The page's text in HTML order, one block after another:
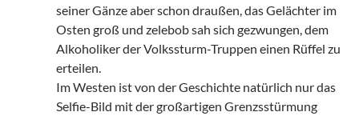
seiner Gänze aber schon draußen, das Gelächter im
Osten groß und zelebob sah sich gezwungen, dem
Alkoholiker der Volkssturm-Truppen einen Rüffel zu
erteilen.
Im Westen ist von der Geschichte natürlich nur das
Selfie-Bild mit der großartigen Grenzsstürmung